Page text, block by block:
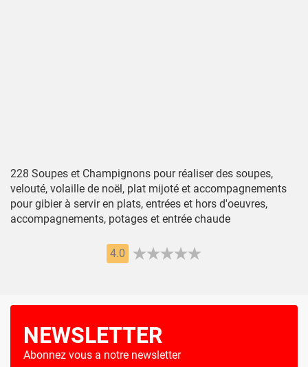
228 Soupes et Champignons pour réaliser des soupes,
velouté, volaille de noël, plat mijoté et accompagnements
pour gibier à servir en plats, entrées et hors d'oeuvres,
accompagnements, potages et entrée chaude
4.0
NEWSLETTER
Abonnez vous a notre newsletter